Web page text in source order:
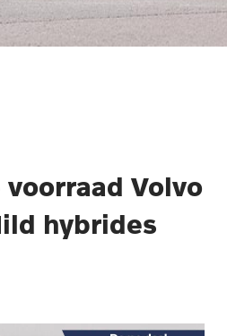
Volvo
hybrides